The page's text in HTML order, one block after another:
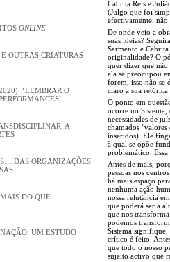
ONLINE
OUTRAS CRIATURAS
‘LEMBRAR O
A
DAS ORGANIZAÇÕES
DO QUE
UM ESTUDO
Cabrita Reis e
(Julgo que foi
efectivamente, não
De onde veio a
suas ideias?
Sarmento e
originalidade? O
quer dizer que não
ela se preocupou
forem, isso não se
claro a sua retórica
O ponto em
ocorre no Sistema,
necessidades de
chamados "valores
inseridos). Ele
à qual se opõe
problemático:
Antes de mais,
pessoas nos
há mais espaço
nenhuma ação
nossa relutância
que poderá ser a
que nos
podemos
Sistema signifique,
crítico é feito.
que todo o nosso
sujeito activo que